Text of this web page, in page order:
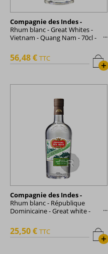
Compagnie des Indes -
Rhum blanc - Great Whites -
Vietnam - Quang Nam - 70cl -
+
56,48 € TTC
Compagnie des Indes -
Rhum blanc - République
Dominicaine - Great white -
+
25,50 € TTC